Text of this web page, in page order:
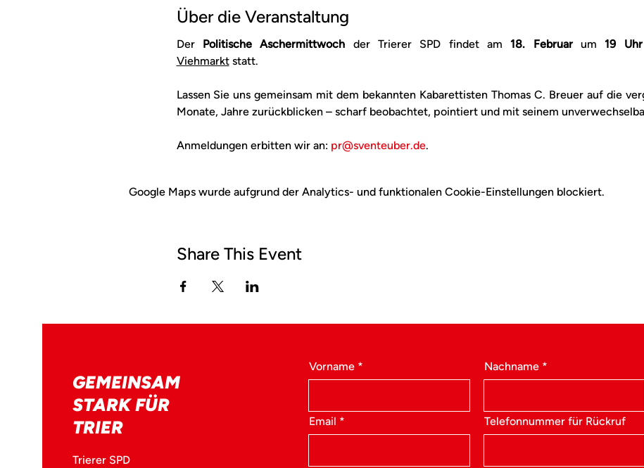
Über die Veranstaltung
Der Politische Aschermittwoch der Trierer SPD findet am 18. Februar um 19 Uhr
Viehmarkt statt.
Lassen Sie uns gemeinsam mit dem bekannten Kabarettisten Thomas C. Breuer auf die
Monate, Jahre zurückblicken – scharf beobachtet, pointiert und mit seinem
Anmeldungen erbitten wir an: pr@sventeuber.de.
Google Maps wurde aufgrund der Analytics- und funktionalen Cookie-Einstellungen blockiert.
Share This Event
GEMEINSAM
STARK FÜR
TRIER
Trierer SPD
Vorname
Email
Nachname
Telefonnummer für Rückruf